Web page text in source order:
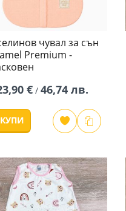
чувал за сън
Premium -
€/ 46,74 лв.
КУПИ